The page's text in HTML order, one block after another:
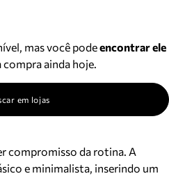
mas você podeencontrar ele
compra ainda hoje.
em lojas
compromisso da rotina. A
e minimalista, inserindo um